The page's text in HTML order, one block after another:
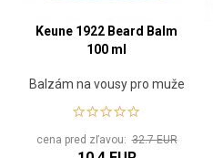
Keune 1922 Beard Balm
100 ml
Balzám na vousy pro muže
cena pred zľavou:32.7 EUR